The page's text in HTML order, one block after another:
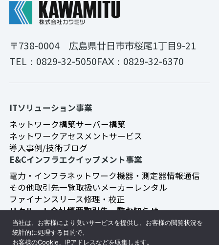
〒738-0004 広島県廿日市市桜尾1丁目9-21
TEL： 0829-32-5050FAX： 0829-32-6370
ITソリューション事業
ネットワーク構築サーバー構築
ネットワークアセスメントサービス
導入事例/技術ブログ
E&Cインフラエクイップメント事業
電力・インフラネットワーク機器・測定器情報通信
その他取引先一覧取扱いメーカー レンタル
ファイナンスリース修理・校正
リクルート会社概要取引先一覧お知らせ
プライバシーポリシー
当社は、お客様により良いサービスを提供し、お客様の閲覧状況を
統計的に処理する目的で、
お客様のCookie、IPアドレスなどを収集します。